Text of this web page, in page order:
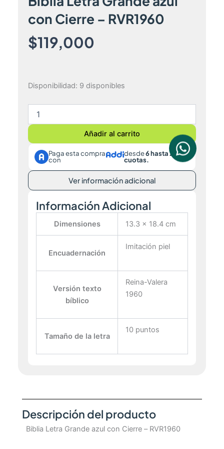
con Cierre – RVR1960
$119,000
Disponibilidad: 9 disponibles
Biblia
Grande
azul
con
–
RVR1960
cantidad
Añadir al carrito
Paga esta compra
con
desde6 hasta 24
cuotas.
Ver información adicional
Información Adicional
Dimensiones 13.3 × 18.4 cm
Encuadernación
Imitación piel
Versión texto
bíblico
Reina-Valera
1960
Tamaño de la letra
10 puntos
Descripción del producto
Biblia Letra Grande azul con Cierre – RVR1960